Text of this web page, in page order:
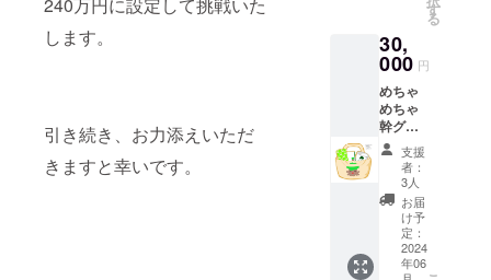
240万円に設定して挑戦いた
します。
引き続き、お力添えいただ
きますと幸いです。
ホーム
ページ
間は5年
です。
バラエ
セッ
ト」
（カン
パー
ニュ・
メラン
ジェ・
食パン
２分の
１カッ
ト）引
換券２
枚とラ
ンチチ
す
る
30,
000 円
めちゃ
めちゃ
幹グッ
ズで応
援する
プラン
心を込
めたお
礼の
メール
と特製
支援
者：
3人
お届
け予
定：
2024
年06